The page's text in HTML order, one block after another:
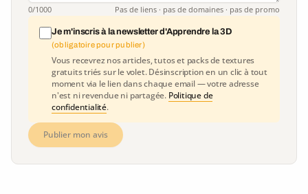
0/1000 Pas de liens · pas de domaines · pas de promo
Je m'inscris à la newsletter d'Apprendre la 3D
(obligatoire pour publier)
Vous recevrez nos articles, tutos et packs de textures
gratuits triés sur le volet. Désinscription en un clic à tout
moment via le lien dans chaque email — votre adresse
n'est ni revendue ni partagée. Politique de
confidentialité.
Publier mon avis